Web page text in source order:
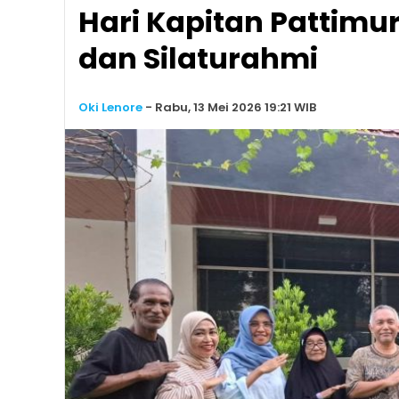
Hari Kapitan
dan Silaturahmi
Oki Lenore - Rabu, 13 Mei 2026 19:21 WIB